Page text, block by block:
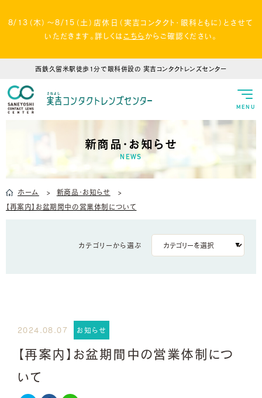
8/13（木）～8/15（土）店休日（実吉コンタクト・眼科ともに）とさせて
いただきます。詳しくは こちら からご確認ください。
西鉄久留米駅徒歩1分で眼科併設の 実吉コンタクトレンズセンター
MENU
新商品・お知らせ
NEWS
ホーム
新商品・お知らせ
【再案内】お盆期間中の営業体制について
カテゴリーから選ぶ
2024.08.07 お知らせ
【再案内】お盆期間中の営業体制につ
いて